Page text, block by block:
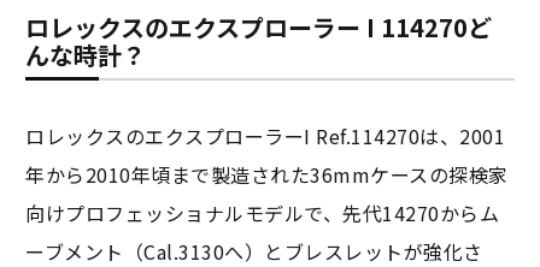
ロレックスのエクスプローラー I 114270ど
んな時計？
ロレックスのエクスプローラーI Ref.114270は、2001
年から2010年頃まで製造された36mmケースの探検家
向けプロフェッショナルモデルで、先代14270からム
ーブメント（Cal.3130へ）とブレスレットが強化さ